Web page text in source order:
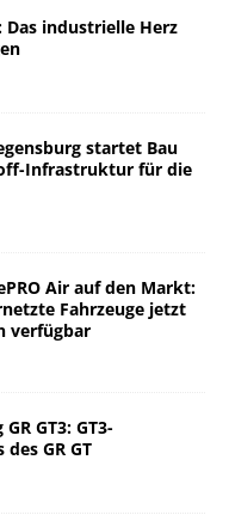
Das industrielle Herz
startet Bau
Infrastruktur für die
Air auf den Markt:
Fahrzeuge jetzt
verfügbar
GT3: GT3-
GR GT